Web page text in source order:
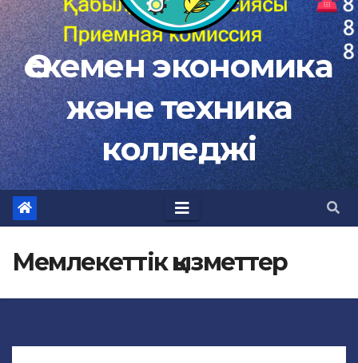
Өскемен экономика
және техника
колледжі
Мемлекеттік қызметтер